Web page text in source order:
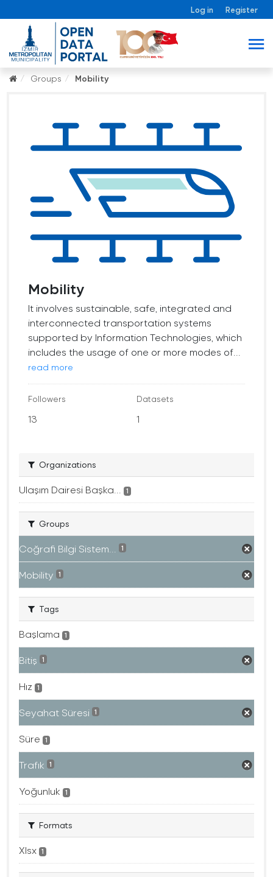
Log in Register
Groups Mobility
Mobility
It involves sustainable, safe, integrated and
interconnected transportation systems
supported by Information Technologies, which
includes the usage of one or more modes of...
read more
Followers
13
Datasets
1
Organizations
Ulaşım Dairesi Başka... 1
Groups
Coğrafi Bilgi Sistem... 1
Mobility 1
Tags
Başlama 1
Bitiş 1
Hız 1
Seyahat Süresi 1
Süre 1
Trafık 1
Yoğunluk 1
Formats
Xlsx 1